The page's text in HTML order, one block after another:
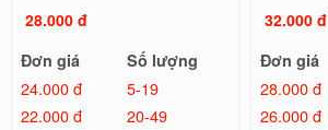
28.000 đ
Đơn giá
Số lượng
24.000 đ
5-19
22.000 đ
20-49
32.000 đ
Đơn giá
28.000 đ
26.000 đ